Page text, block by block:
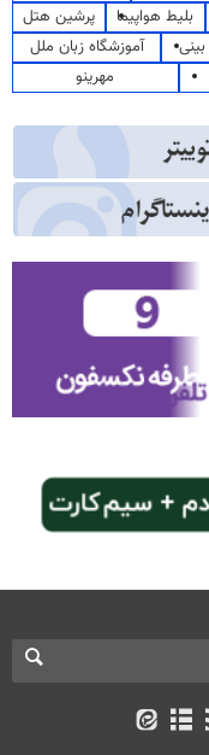
بلیط هواپیما
پرشین هتل
آموزشگاه زبان ملل
مهرینو